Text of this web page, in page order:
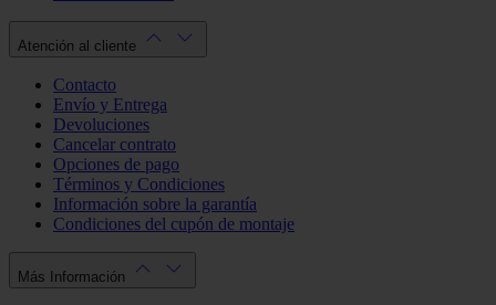
Atención al cliente
Contacto
Envío y Entrega
Devoluciones
Cancelar contrato
Opciones de pago
Términos y Condiciones
Información sobre la garantía
Condiciones del cupón de montaje
Más Información